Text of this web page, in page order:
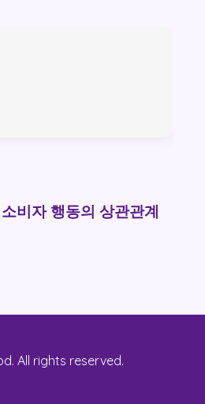
비자 행동의 상관관계
All rights reserved.